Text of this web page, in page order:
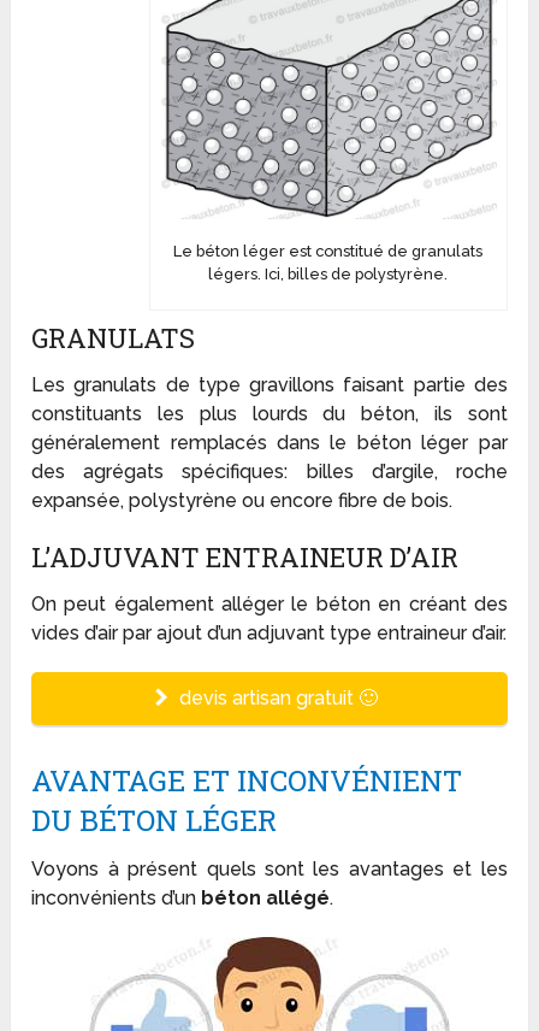
Le béton léger est constitué de granulats
légers. Ici, billes de polystyrène.
GRANULATS
Les granulats de type gravillons faisant partie des
constituants les plus lourds du béton, ils sont
généralement remplacés dans le béton léger par
des agrégats spécifiques: billes d’argile, roche
expansée, polystyrène ou encore fibre de bois.
L’ADJUVANT ENTRAINEUR D’AIR
On peut également alléger le béton en créant des
vides d’air par ajout d’un adjuvant type entraineur d’air.
devis artisan gratuit 🙂
AVANTAGE ET INCONVÉNIENT
DU BÉTON LÉGER
Voyons à présent quels sont les avantages et les
inconvénients d’un béton allégé.